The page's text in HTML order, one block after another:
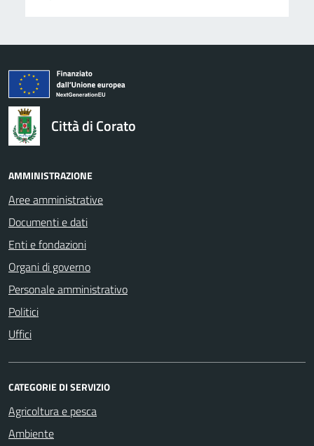
logo Unione Europea
Città di Corato
AMMINISTRAZIONE
Aree amministrative
Documenti e dati
Enti e fondazioni
Organi di governo
Personale amministrativo
Politici
Uffici
CATEGORIE DI SERVIZIO
Agricoltura e pesca
Ambiente